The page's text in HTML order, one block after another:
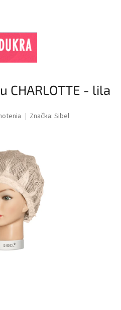
CHARLOTTE - lila
Značka: Sibel